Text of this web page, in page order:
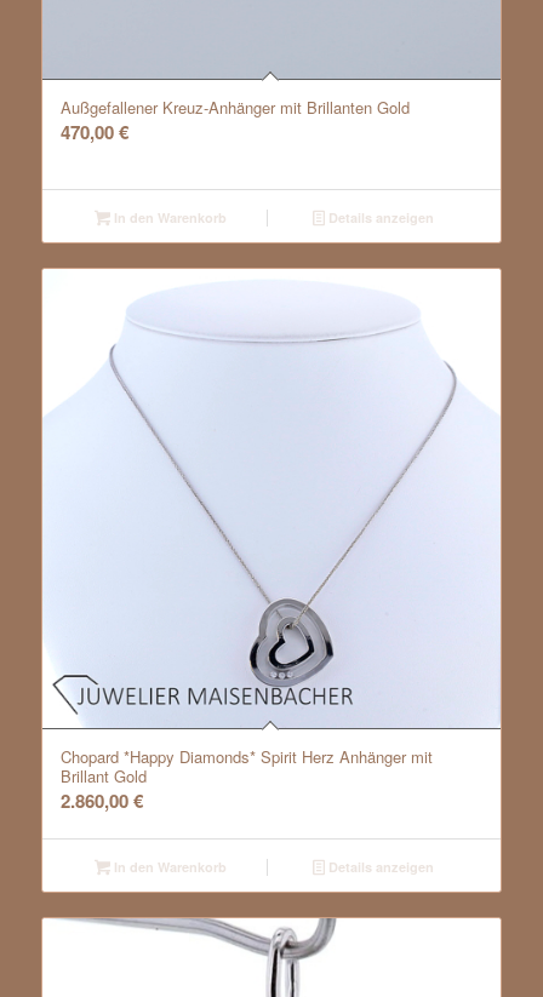
Außgefallener Kreuz-Anhänger mit Brillanten Gold
470,00€
In den Warenkorb Details anzeigen
Chopard *Happy Diamonds* Spirit Herz Anhänger mit
Brillant Gold
2.860,00€
In den Warenkorb Details anzeigen